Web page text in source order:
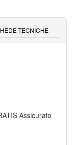
TECNICHE
Assicurato